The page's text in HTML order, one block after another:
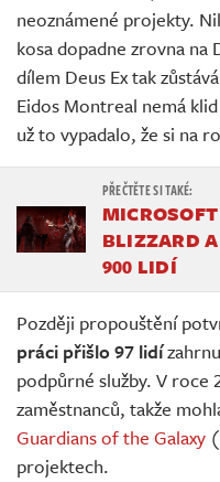
neoznámené projekty.
kosa dopadne zrovna na
dílem Deus Ex tak zůstává
Eidos Montreal nemá
už to vypadalo, že si na
BLIZZARD
900 LIDÍ
Později propouštění
práci přišlo 97 lidí
podpůrné služby. V roce
zaměstnanců, takže
Guardians of the Galaxy
projektech.